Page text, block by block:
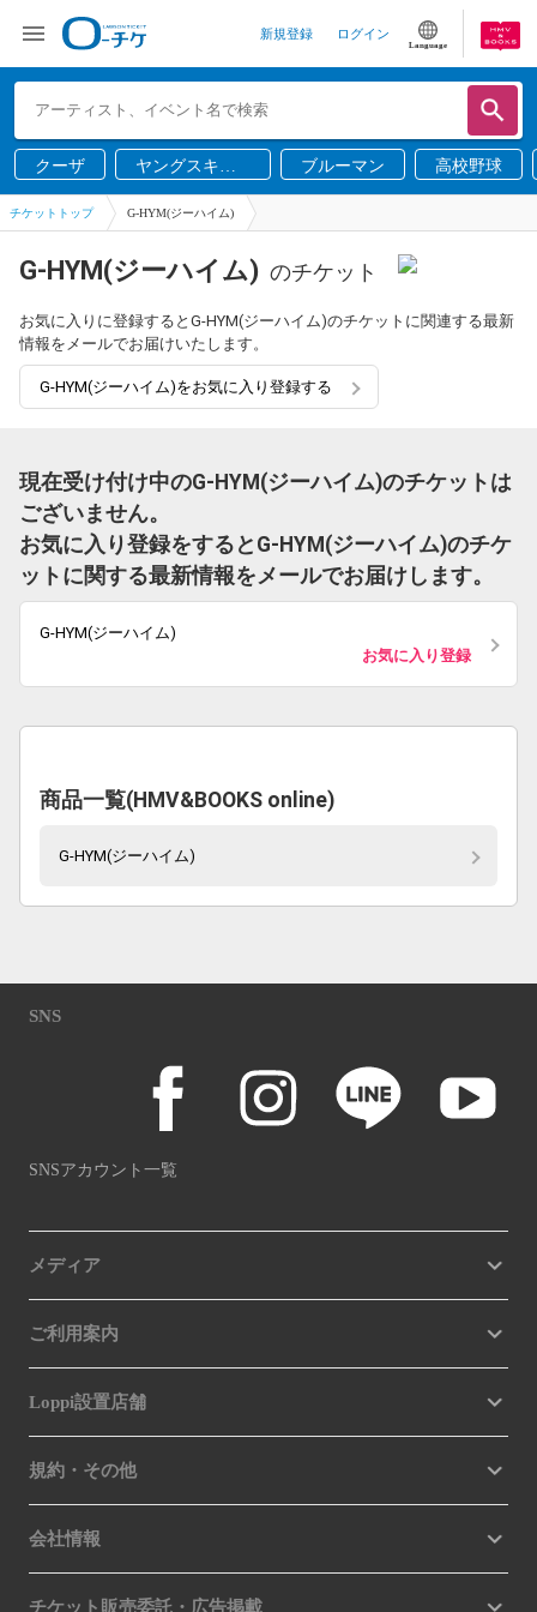
新規登録 ログイン
Language
クーザ
ヤングスキニ
ー
ブルーマン 高校野球
チケットトップ G-HYM(ジーハイム)
G-HYM(ジーハイム) のチケット
お気に入りに登録するとG-HYM(ジーハイム)のチケットに関連する最新
情報をメールでお届けいたします。
G-HYM(ジーハイム)をお気に入り登録する
現在受け付け中のG-HYM(ジーハイム)のチケットは
ございません。
お気に入り登録をするとG-HYM(ジーハイム)のチケ
ットに関する最新情報をメールでお届けします。
G-HYM(ジーハイム)
お気に入り登録
商品一覧(HMV&BOOKS online)
G-HYM(ジーハイム)
SNS
SNSアカウント一覧
メディア
ご利用案内
Loppi設置店舗
規約・その他
会社情報
チケット販売委託・広告掲載